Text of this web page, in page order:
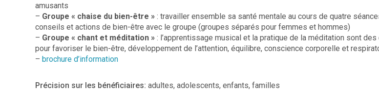
amusants
– Groupe « chaise du bien-être » : travailler ensemble sa santé mentale au cours de quatre
conseils et actions de bien-être avec le groupe (groupes séparés pour femmes et hommes)
– Groupe « chant et méditation » : l’apprentissage musical et la pratique de la méditation sont
pour favoriser le bien-être, développement de l’attention, équilibre, conscience corporelle et
– brochure d’information
Précision sur les bénéficiaires: adultes, adolescents, enfants, familles